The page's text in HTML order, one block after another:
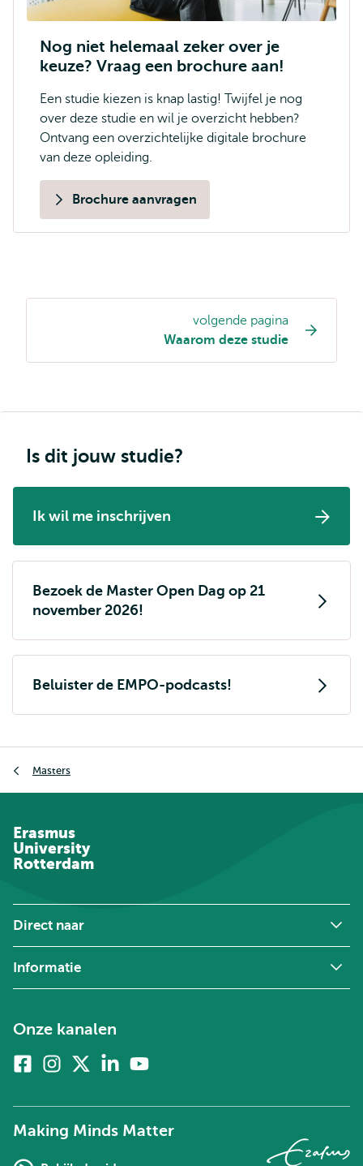
Nog niet helemaal zeker over je
keuze? Vraag een brochure aan!
Een studie kiezen is knap lastig! Twijfel je nog
over deze studie en wil je overzicht hebben?
Ontvang een overzichtelijke digitale brochure
van deze opleiding.
Brochure aanvragen
volgende pagina
Waarom deze studie
Is dit jouw studie?
Ik wil me inschrijven
Bezoek de Master Open Dag op 21
november 2026!
Beluister de EMPO-podcasts!
Masters
Erasmus
University
Rotterdam
Direct naar
Informatie
Onze kanalen
FacebookInstagram
twitter)
Linkedin
Making Minds Matter